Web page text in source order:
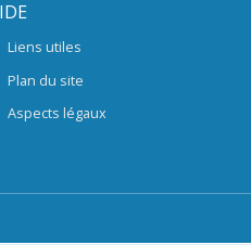
Liens utiles
Plan du site
Aspects légaux